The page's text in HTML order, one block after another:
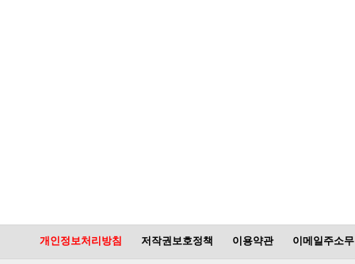
개인정보처리방침 저작권보호정책 이용약관 이메일주소